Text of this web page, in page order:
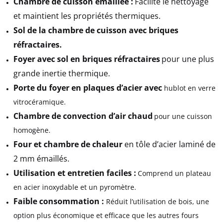
et maintient les propriétés thermiques.
Sol de la chambre de cuisson avec briques
réfractaires.
Foyer avec sol en briques réfractairespour une plus
grande inertie thermique.
Porte du foyer en plaques d’acier avec hublot en verre
vitrocéramique.
Chambre de convection d’air chaud pour une cuisson
homogène.
Four et chambre de chaleur en tôle d’acier laminé de
2 mm émaillés.
Utilisation et entretien faciles : Comprend un plateau
en acier inoxydable et un pyromètre.
Faible consommation : Réduit l’utilisation de bois, une
option plus économique et efficace que les autres fours